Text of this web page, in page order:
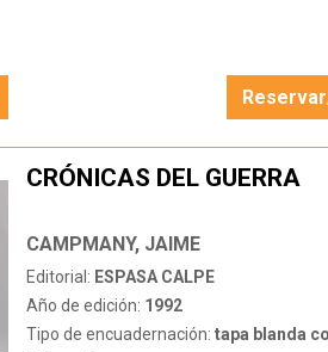
CRÓNICAS DEL GUERRA
CAMPMANY, JAIME
Editorial: ESPASA CALPE
Año de edición: 1992
Tipo de encuadernación: tapa blanda